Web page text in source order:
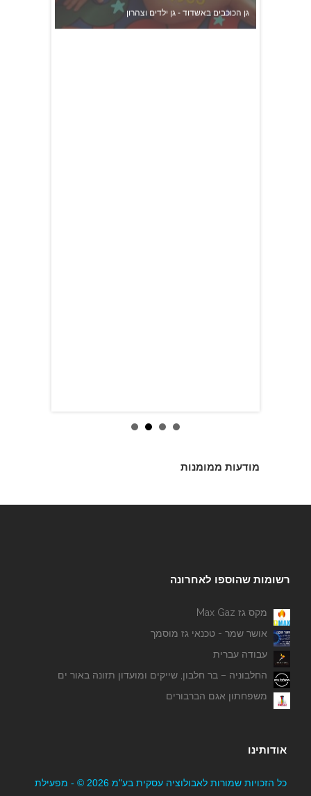
מודעות ממומנות
רשומות שהוספו לאחרונה
מקס גז Max Gaz
אושר שמר - טכנאי גז מוסמך
עבודה עברית
החלבוניה – בר חלבון, שייקים ומועדון תזונה באור ים
משפחתון אגם הברבורים
אודותינו
כל הזכויות שמורות לאבולוציה עסקית בע"מ 2026 © - מפעילת